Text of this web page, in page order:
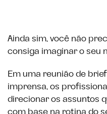
Ainda sim, você não
consiga imaginar o seu
Em uma reunião de
imprensa, os
direcionar os assuntos